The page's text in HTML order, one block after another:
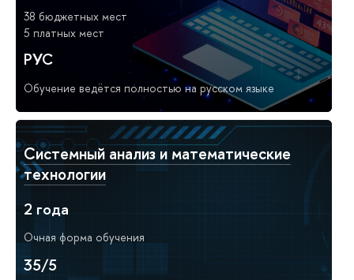
38 бюджетных мест
5 платных мест
РУС
Обучение ведётся полностью на русском языке
Системный анализ и математические
технологии
2 года
Очная форма обучения
35/5